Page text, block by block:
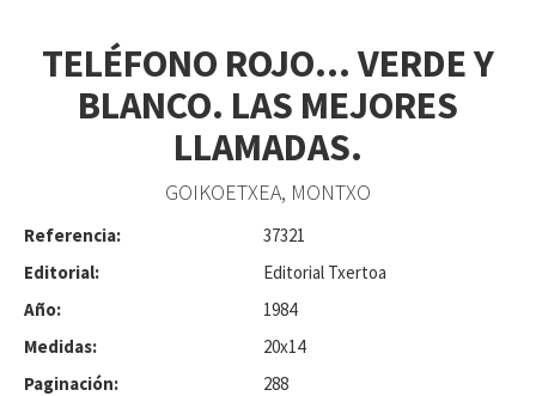
TELÉFONO ROJO... VERDE Y
BLANCO. LAS MEJORES
LLAMADAS.
GOIKOETXEA, MONTXO
Referencia:
37321
Editorial:
Editorial Txertoa
Año:
1984
Medidas:
20x14
Paginación:
288